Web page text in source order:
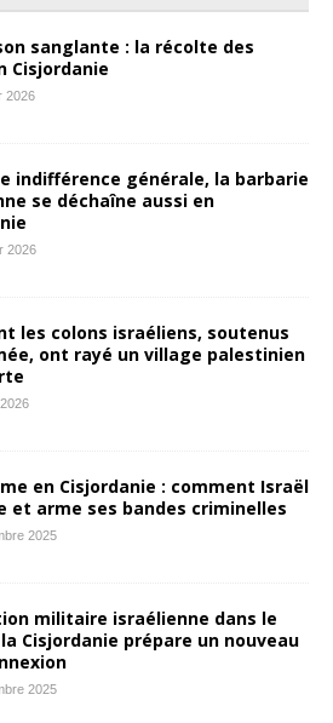
sanglante : la récolte des
Cisjordanie
2026
indifférence générale, la barbarie
se déchaîne aussi en
2026
les colons israéliens, soutenus
ont rayé un village palestinien
en Cisjordanie : comment Israël
et arme ses bandes criminelles
2025
militaire israélienne dans le
Cisjordanie prépare un nouveau
2025